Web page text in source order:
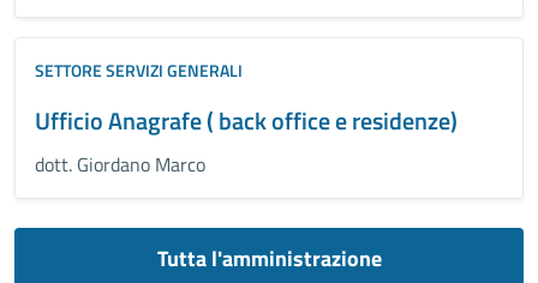
SETTORE SERVIZI GENERALI
Ufficio Anagrafe ( back office e residenze)
dott. Giordano Marco
Tutta l'amministrazione